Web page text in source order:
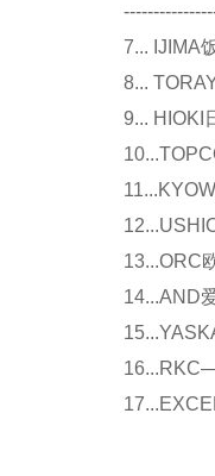
7... IJIMA
8...
9... HIOKI
13...ORC
14...AND